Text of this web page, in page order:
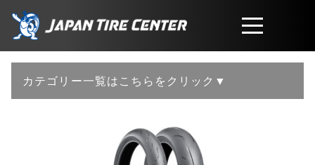
取扱商品
カテゴリー一覧はこちらをクリック▼